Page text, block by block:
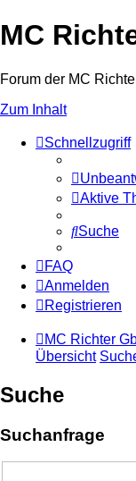
MC
Forum der MC
Zum Inhalt
Schnellzugriff
Aktive
Suche
FAQ
Anmelden
Registrieren
MC Richter
Übersicht
Suche
Suchanfrage